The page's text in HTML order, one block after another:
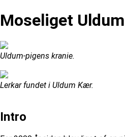
Moseliget
Uldum-pigens kranie.
Lerkar fundet i Uldum Kær.
Intro